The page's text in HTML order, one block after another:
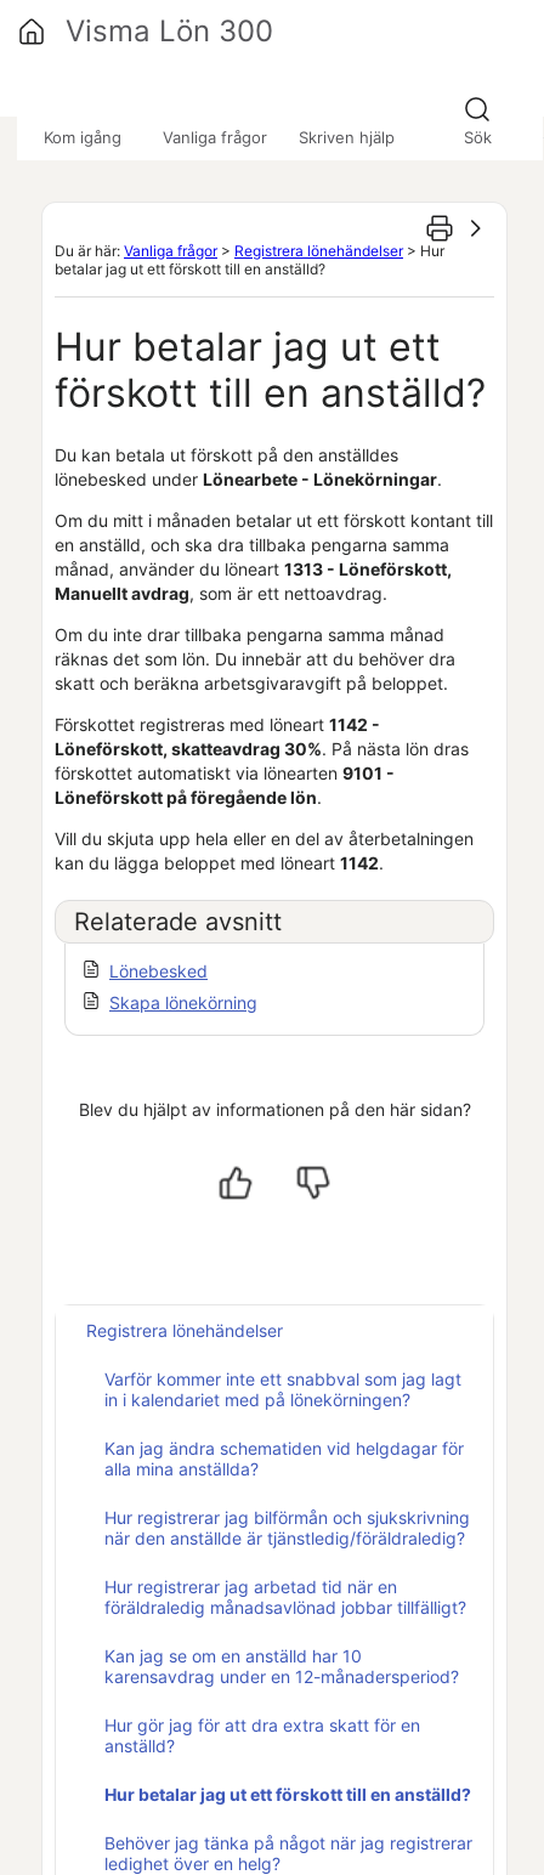
Kom igång Vanliga frågor Skriven hjälp Sök
Visma Lön 300
Du är här: Vanliga frågor> Registrera lönehändelser> Hur
betalar jag ut ett förskott till en anställd?
Hur betalar jag ut ett
förskott till en anställd?
Du kan betala ut förskott på den anställdes
lönebesked under Lönearbete - Lönekörningar.
Om du mitt i månaden betalar ut ett förskott kontant till
en anställd, och ska dra tillbaka pengarna samma
månad, använder du löneart 1313 - Löneförskott,
Manuellt avdrag, som är ett nettoavdrag.
Om du inte drar tillbaka pengarna samma månad
räknas det som lön. Du innebär att du behöver dra
skatt och beräkna arbetsgivaravgift på beloppet.
Förskottet registreras med löneart 1142 -
Löneförskott, skatteavdrag 30%. På nästa lön dras
förskottet automatiskt via lönearten 9101 -
Löneförskott på föregående lön.
Vill du skjuta upp hela eller en del av återbetalningen
kan du lägga beloppet med löneart 1142.
Relaterade avsnitt
Lönebesked
Skapa lönekörning
Blev du hjälpt av informationen på den här sidan?
Registrera lönehändelser
Varför kommer inte ett snabbval som jag lagt
in i kalendariet med på lönekörningen?
Kan jag ändra schematiden vid helgdagar för
alla mina anställda?
Hur registrerar jag bilförmån och sjukskrivning
när den anställde är tjänstledig/föräldraledig?
Hur registrerar jag arbetad tid när en
föräldraledig månadsavlönad jobbar tillfälligt?
Kan jag se om en anställd har 10
karensavdrag under en 12-månadersperiod?
Hur gör jag för att dra extra skatt för en
anställd?
Hur betalar jag ut ett förskott till en anställd?
Behöver jag tänka på något när jag registrerar
ledighet över en helg?